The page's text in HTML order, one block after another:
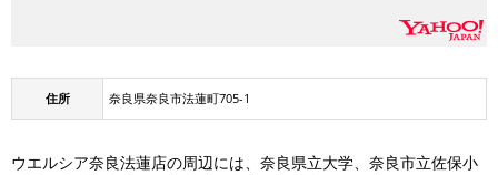
住所 奈良県奈良市法蓮町705-1
ウエルシア奈良法蓮店の周辺には、奈良県立大学、奈良市立佐保小